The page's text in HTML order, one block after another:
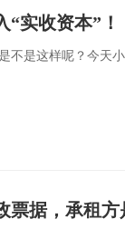
实收资本”！
不是这样呢？今天
票据，承租